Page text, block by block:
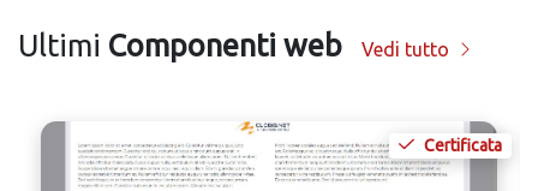
Ultimi Componenti web Vedi tutto
Certificata